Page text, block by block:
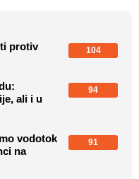
protiv
104
ali i u
94
vodotok
na
91